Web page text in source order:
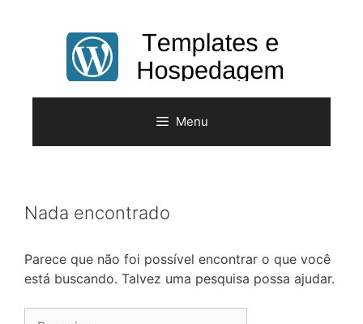
Menu
Nada encontrado
Parece que não foi possível encontrar o que você
está buscando. Talvez uma pesquisa possa ajudar.